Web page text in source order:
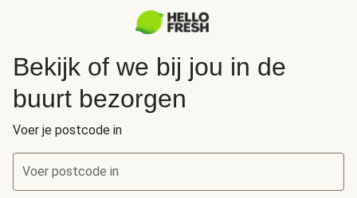
Bekijk of we bij jou in de
buurt bezorgen
Voer je postcode in
Voer postcode in